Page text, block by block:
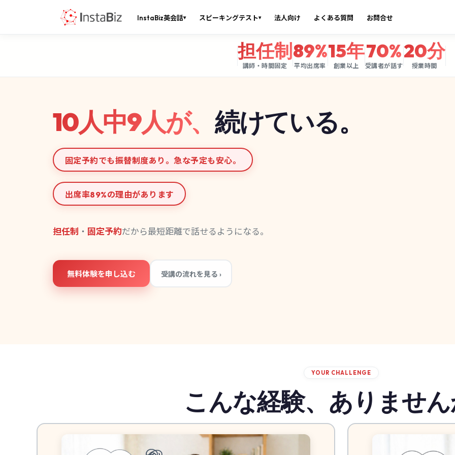
InstaBiz英会話▾ スピーキングテスト▾ 法人向け よくある質問 お問合せ
担任制
講師・時間固定
89%
平均出席率
15年
創業以上
70%
受講者が話す
20分
授業時間
10人中9人が、 続けている。
固定予約でも振替制度あり。急な予定も安心。
出席率89%の理由があります
担任制 ・ 固定予約だから最短距離で話せるようになる。
無料体験を申し込む 受講の流れを見る ›
YOUR CHALLENGE
こんな経験、ありませ